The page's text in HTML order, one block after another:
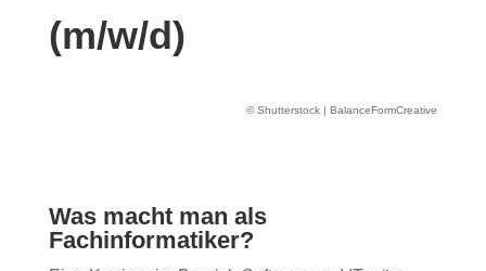
(m/w/d)
© Shutterstock | BalanceFormCreative
Was macht man als
Fachinformatiker?